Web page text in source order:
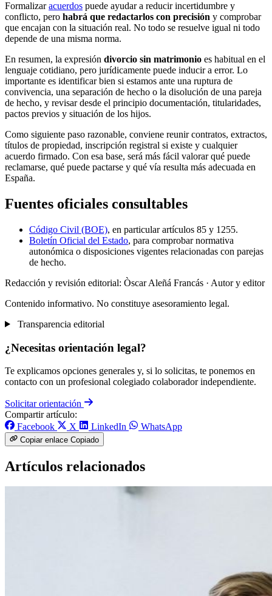
Formalizaracuerdos puede ayudar a reducir incertidumbre y
conflicto, pero habrá que redactarlos con precisión y comprobar
que encajan con la situación real. No todo se resuelve igual ni todo
depende de una misma norma.
En resumen, la expresión divorcio sin matrimonio es habitual en el
lenguaje cotidiano, pero jurídicamente puede inducir a error. Lo
importante es identificar bien si estamos ante una ruptura de
convivencia, una separación de hecho o la disolución de una pareja
de hecho, y revisar desde el principio documentación, titularidades,
pactos previos y situación de los hijos.
Como siguiente paso razonable, conviene reunir contratos, extractos,
títulos de propiedad, inscripción registral si existe y cualquier
acuerdo firmado. Con esa base, será más fácil valorar qué puede
reclamarse, qué puede pactarse y qué vía resulta más adecuada en
España.
Fuentes oficiales consultables
Código Civil (BOE), en particular artículos 85 y 1255.
Boletín Oficial del Estado, para comprobar normativa
autonómica o disposiciones vigentes relacionadas con parejas
de hecho.
Redacción y revisión editorial: Òscar Aleñá Francás · Autor y editor
Contenido informativo. No constituye asesoramiento legal.
Transparencia editorial
¿Necesitas orientación legal?
Te explicamos opciones generales y, si lo solicitas, te ponemos en
contacto con un profesional colegiado colaborador independiente.
Solicitar orientación
Compartir artículo:
Facebook
X LinkedIn WhatsApp
Copiar enlace Copiado
Artículos relacionados